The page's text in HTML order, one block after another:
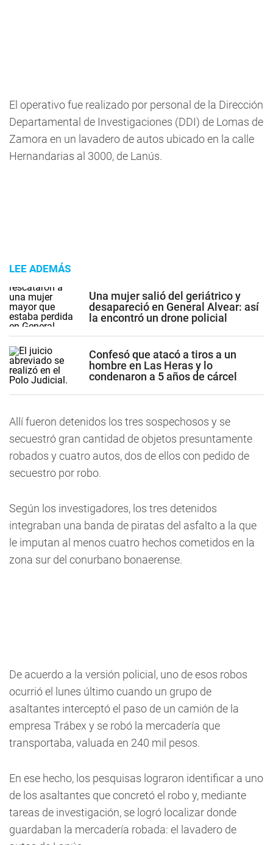
El operativo fue realizado por personal de la Dirección
Departamental de Investigaciones (DDI) de Lomas de
Zamora en un lavadero de autos ubicado en la calle
Hernandarias al 3000, de Lanús.
LEE ADEMÁS
Una mujer salió del geriátrico y
desapareció en General Alvear: así
la encontró un drone policial
Confesó que atacó a tiros a un
hombre en Las Heras y lo
condenaron a 5 años de cárcel
Allí fueron detenidos los tres sospechosos y se
secuestró gran cantidad de objetos presuntamente
robados y cuatro autos, dos de ellos con pedido de
secuestro por robo.
Según los investigadores, los tres detenidos
integraban una banda de piratas del asfalto a la que
le imputan al menos cuatro hechos cometidos en la
zona sur del conurbano bonaerense.
De acuerdo a la versión policial, uno de esos robos
ocurrió el lunes último cuando un grupo de
asaltantes interceptó el paso de un camión de la
empresa Trábex y se robó la mercadería que
transportaba, valuada en 240 mil pesos.
En ese hecho, los pesquisas lograron identificar a uno
de los asaltantes que concretó el robo y, mediante
tareas de investigación, se logró localizar donde
guardaban la mercadería robada: el lavadero de